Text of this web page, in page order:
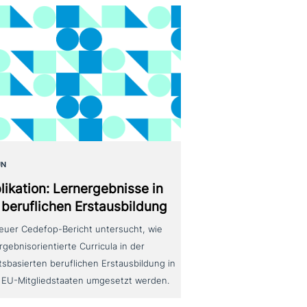
Lernergebnisse in
Erstausbildung
Cedefop-Bericht untersucht, wie
Curricula in der
beruflichen Erstausbildung in
Mitgliedstaaten umgesetzt werden.